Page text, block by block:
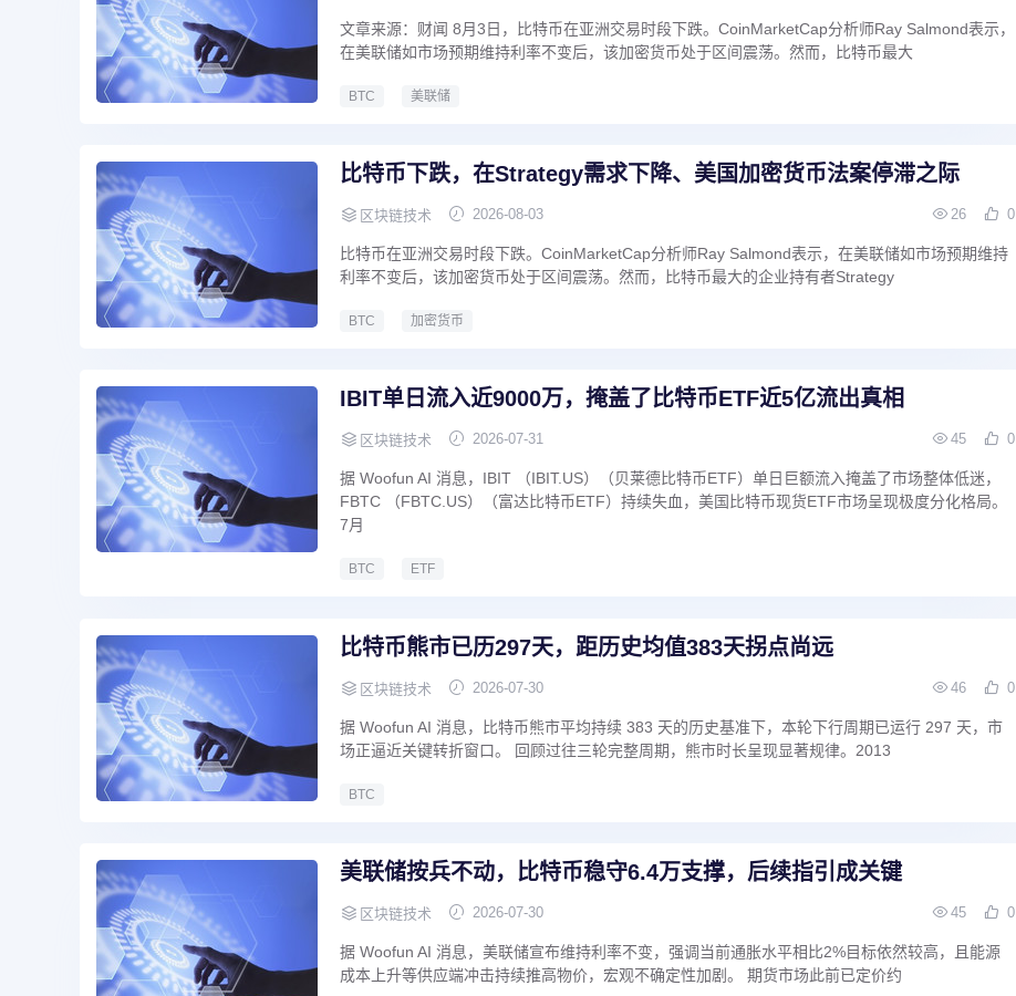
文章来源：财闻 8月3日，比特币在亚洲交易时段下跌。CoinMarketCap分析师Ray Salmond表示，
在美联储如市场预期维持利率不变后，该加密货币处于区间震荡。然而，比特币最大
BTC 美联储
比特币下跌，在Strategy需求下降、美国加密货币法案停滞之际
区块链技术 2026-08-03 26 0
比特币在亚洲交易时段下跌。CoinMarketCap分析师Ray Salmond表示，在美联储如市场预期维持
利率不变后，该加密货币处于区间震荡。然而，比特币最大的企业持有者Strategy
BTC 加密货币
IBIT单日流入近9000万，掩盖了比特币ETF近5亿流出真相
区块链技术 2026-07-31 45 0
据 Woofun AI 消息，IBIT （IBIT.US）（贝莱德比特币ETF）单日巨额流入掩盖了市场整体低迷，
FBTC （FBTC.US）（富达比特币ETF）持续失血，美国比特币现货ETF市场呈现极度分化格局。
7月
BTC ETF
比特币熊市已历297天，距历史均值383天拐点尚远
区块链技术 2026-07-30 46 0
据 Woofun AI 消息，比特币熊市平均持续 383 天的历史基准下，本轮下行周期已运行 297 天，市
场正逼近关键转折窗口。 回顾过往三轮完整周期，熊市时长呈现显著规律。2013
BTC
美联储按兵不动，比特币稳守6.4万支撑，后续指引成关键
区块链技术 2026-07-30 45 0
据 Woofun AI 消息，美联储宣布维持利率不变，强调当前通胀水平相比2%目标依然较高，且能源
成本上升等供应端冲击持续推高物价，宏观不确定性加剧。 期货市场此前已定价约